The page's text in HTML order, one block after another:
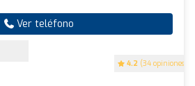
4.2 (34 opiniones)
Ver teléfono